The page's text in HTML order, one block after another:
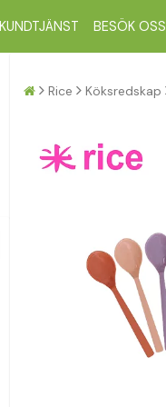
KUNDTJÄNST BESÖK OSS
Rice Köksredskap